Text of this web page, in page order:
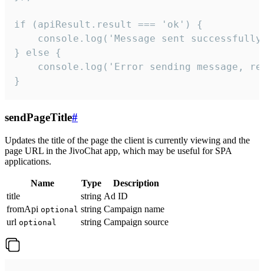
if (apiResult.result === 'ok') {
console.log('Message sent
} else {
console.log('Error sending message,
}
sendPageTitle#
Updates the title of the page the client is currently viewing and the
page URL in the JivoChat app, which may be useful for SPA
applications.
Name Type
Description
title
string Ad ID
fromApi optional string Campaign name
url optional string Campaign source